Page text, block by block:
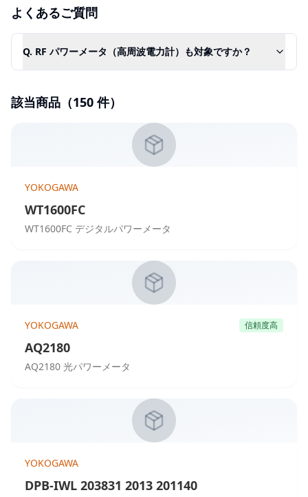
よくあるご質問
Q. RF パワーメータ（高周波電力計）も対象ですか？
該当商品（150 件）
YOKOGAWA
WT1600FC
WT1600FC デジタルパワーメータ
YOKOGAWA 信頼度高
AQ2180
AQ2180 光パワーメータ
YOKOGAWA
DPB-IWL 203831 2013 201140